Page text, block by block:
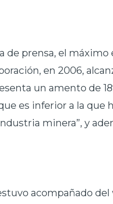
de prensa, el
en 2006,
un amento de
es inferior a la que
minera”, y
acompañado